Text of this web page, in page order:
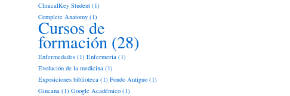
ClinicalKey Student (1)
Complete Anatomy (1)
Cursos de
formación (28)
Enfermedades (1) Enfermería (1)
Evolución de la medicina (1)
Exposiciones biblioteca (1) Fondo Antiguo (1)
Gincana (1) Google Académico (1)